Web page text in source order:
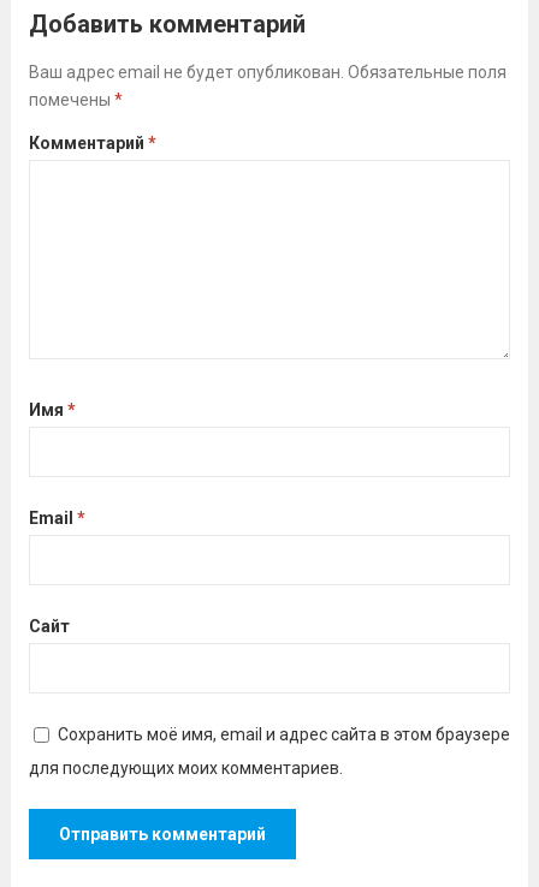
(тренер Задорина Я.С.)
Добавить комментарий
Ваш адрес email не будет опубликован. Обязательные поля
помечены *
Комментарий *
Имя *
Email *
Сайт
Сохранить моё имя, email и адрес сайта в этом браузере
для последующих моих комментариев.